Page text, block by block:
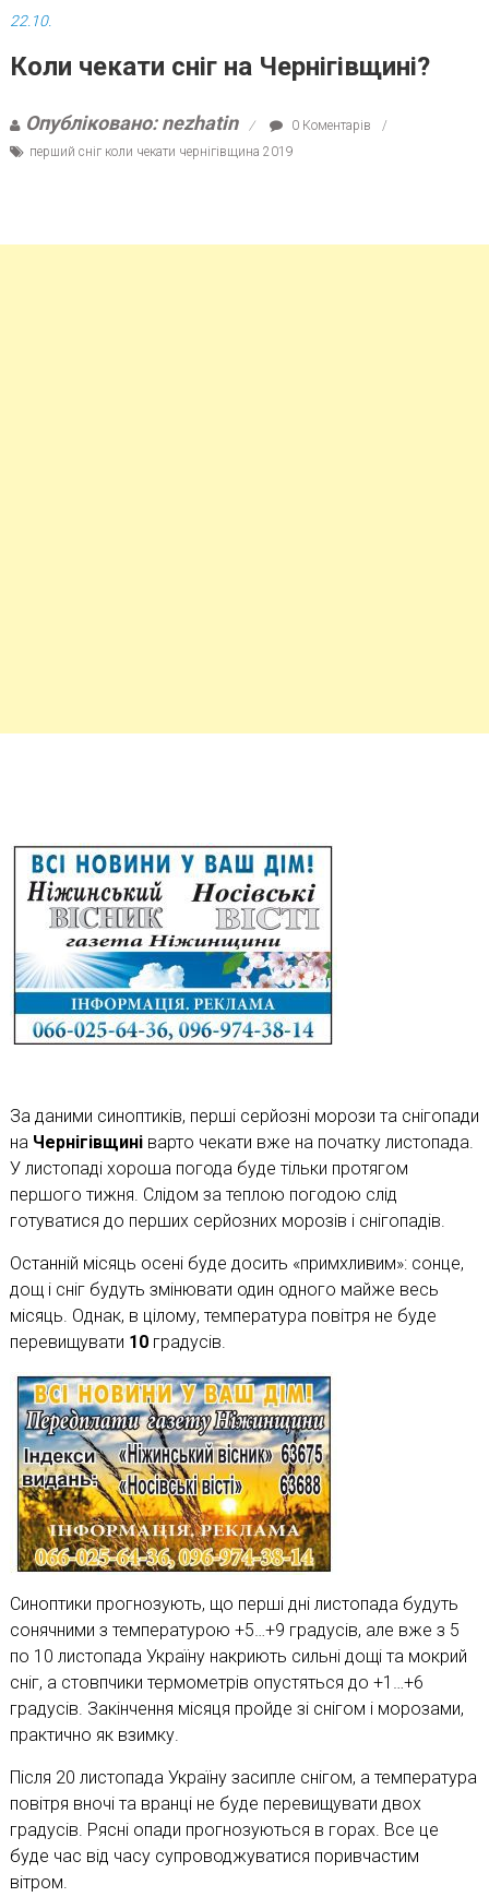
22.10.
Коли чекати сніг на Чернігівщині?
Опубліковано: nezhatin
0 Коментарів
перший сніг коли чекати чернігівщина 2019
За даними синоптиків, перші серйозні морози та снігопади
на Чернігівщиніварто чекати вже на початку листопада.
У листопаді хороша погода буде тільки протягом
першого тижня. Слідом за теплою погодою слід
готуватися до перших серйозних морозів і снігопадів.
Останній місяць осені буде досить «примхливим»: сонце,
дощ і сніг будуть змінювати один одного майже весь
місяць. Однак, в цілому, температура повітря не буде
перевищувати 10 градусів.
Синоптики прогнозують, що перші дні листопада будуть
сонячними з температурою +5…+9 градусів, але вже з 5
по 10 листопада Україну накриють сильні дощі та мокрий
сніг, а стовпчики термометрів опустяться до +1…+6
градусів. Закінчення місяця пройде зі снігом і морозами,
практично як взимку.
Після 20 листопада Україну засипле снігом, а температура
повітря вночі та вранці не буде перевищувати двох
градусів. Рясні опади прогнозуються в горах. Все це
буде час від часу супроводжуватися поривчастим
вітром.